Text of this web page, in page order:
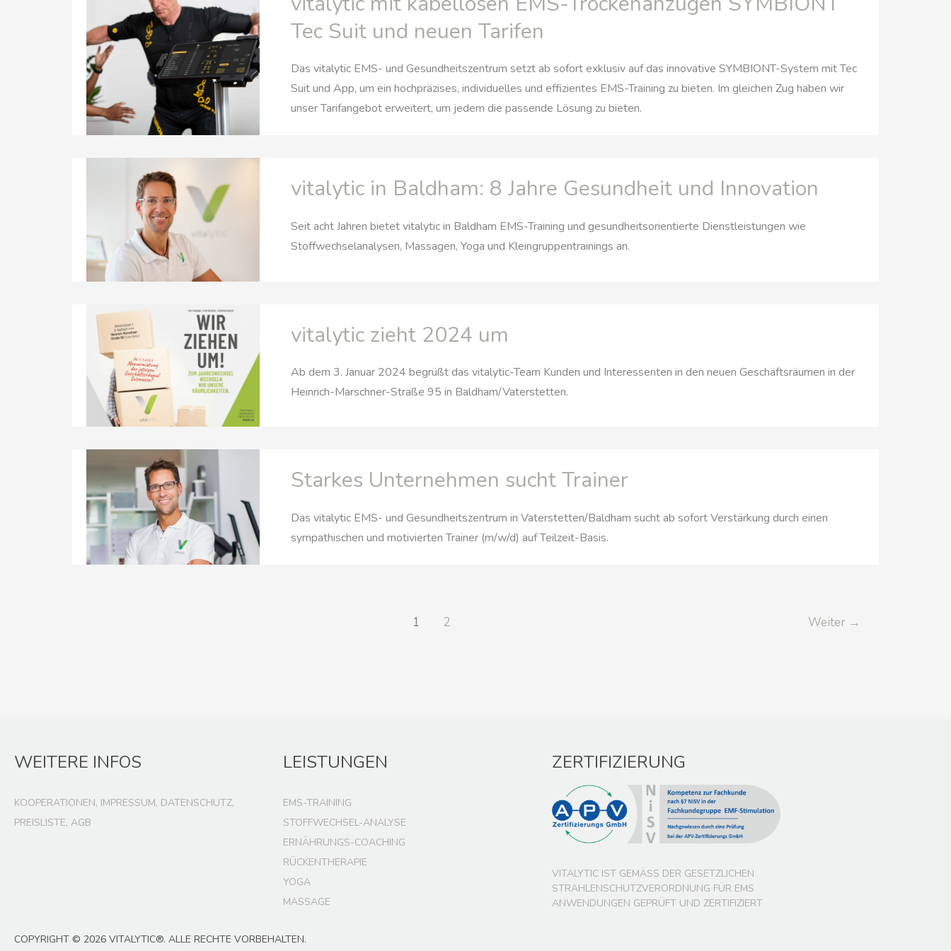
Tec Suit und neuen Tarifen
Das vitalytic EMS- und Gesundheitszentrum setzt ab sofort exklusiv auf das innovative SYMBIONT-System mit Tec
Suit und App, um ein hochpräzises, individuelles und effizientes EMS-Training zu bieten. Im gleichen Zug haben wir
unser Tarifangebot erweitert, um jedem die passende Lösung zu bieten.
vitalytic in Baldham: 8 Jahre Gesundheit und Innovation
Seit acht Jahren bietet vitalytic in Baldham EMS-Training und gesundheitsorientierte Dienstleistungen wie
Stoffwechselanalysen, Massagen, Yoga und Kleingruppentrainings an.
vitalytic zieht 2024 um
Ab dem 3. Januar 2024 begrüßt das vitalytic-Team Kunden und Interessenten in den neuen Geschäftsräumen in der
Heinrich-Marschner-Straße 95 in Baldham/Vaterstetten.
Starkes Unternehmen sucht Trainer
Das vitalytic EMS- und Gesundheitszentrum in Vaterstetten/Baldham sucht ab sofort Verstärkung durch einen
sympathischen und motivierten Trainer (m/w/d) auf Teilzeit-Basis.
1 2 Weiter →
WEITERE INFOS
KOOPERATIONEN, IMPRESSUM, DATENSCHUTZ,
PREISLISTE, AGB
LEISTUNGEN
EMS-TRAINING
STOFFWECHSEL-ANALYSE
ERNÄHRUNGS-COACHING
RÜCKENTHERAPIE
YOGA
MASSAGE
ZERTIFIZIERUNG
VITALYTIC IST GEMÄSS DER GESETZLICHEN S
TRAHLENSCHUTZVERORDNUNG FÜR EMS A
NWENDUNGEN GEPRÜFT UND ZERTIFIZIERT
COPYRIGHT © 2026 VITALYTIC®. ALLE RECHTE VORBEHALTEN.